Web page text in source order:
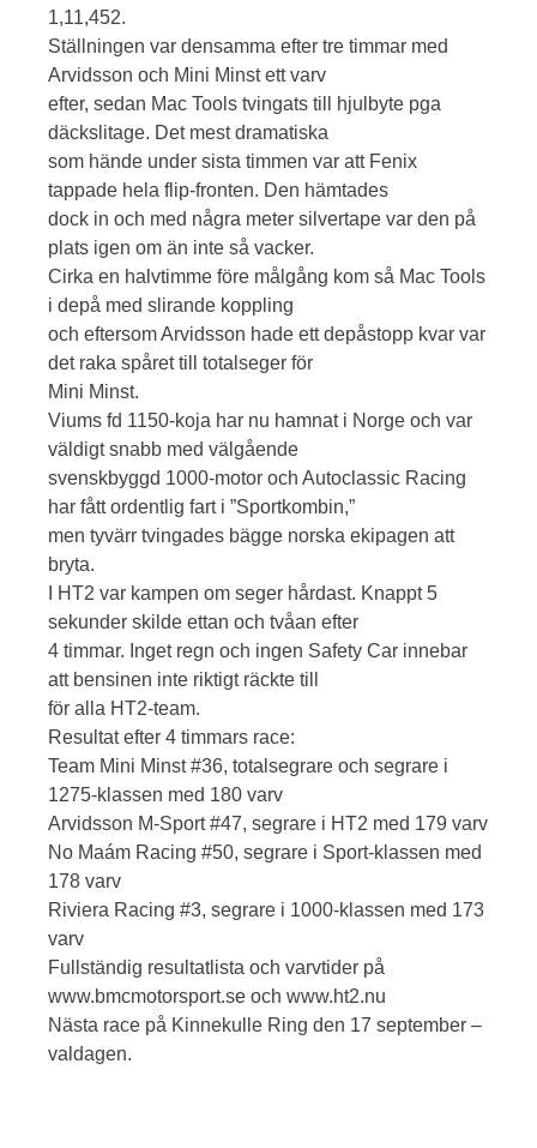
1,11,452.
Ställningen var densamma efter tre timmar med
Arvidsson och Mini Minst ett varv
efter, sedan Mac Tools tvingats till hjulbyte pga
däckslitage. Det mest dramatiska
som hände under sista timmen var att Fenix
tappade hela flip-fronten. Den hämtades
dock in och med några meter silvertape var den på
plats igen om än inte så vacker.
Cirka en halvtimme före målgång kom så Mac Tools
i depå med slirande koppling
och eftersom Arvidsson hade ett depåstopp kvar var
det raka spåret till totalseger för
Mini Minst.
Viums fd 1150-koja har nu hamnat i Norge och var
väldigt snabb med välgående
svenskbyggd 1000-motor och Autoclassic Racing
har fått ordentlig fart i ”Sportkombin,”
men tyvärr tvingades bägge norska ekipagen att
bryta.
I HT2 var kampen om seger hårdast. Knappt 5
sekunder skilde ettan och tvåan efter
4 timmar. Inget regn och ingen Safety Car innebar
att bensinen inte riktigt räckte till
för alla HT2-team.
Resultat efter 4 timmars race:
Team Mini Minst #36, totalsegrare och segrare i
1275-klassen med 180 varv
Arvidsson M-Sport #47, segrare i HT2 med 179 varv
No Maám Racing #50, segrare i Sport-klassen med
178 varv
Riviera Racing #3, segrare i 1000-klassen med 173
varv
Fullständig resultatlista och varvtider på
www.bmcmotorsport.se och www.ht2.nu
Nästa race på Kinnekulle Ring den 17 september –
valdagen.